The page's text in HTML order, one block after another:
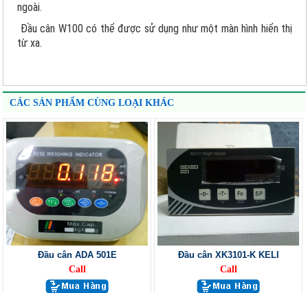
ngoài.
Đầu cân W100 có thể được sử dụng như một màn hình hiển thị
từ xa.
CÁC SẢN PHẨM CÙNG LOẠI KHÁC
Đầu cân ADA 501E
Call
Đầu cân XK3101-K KELI
Call